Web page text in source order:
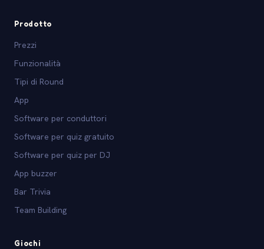
Prodotto
Prezzi
Funzionalità
Tipi di Round
App
Software per conduttori
Software per quiz gratuito
Software per quiz per DJ
App buzzer
Bar Trivia
Team Building
Giochi